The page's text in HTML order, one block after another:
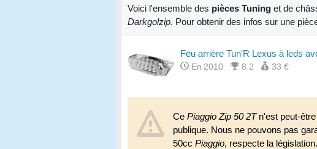
Voici l'ensemble des pièces Tuning et de
Darkgolzip. Pour obtenir des infos sur une
Feu arrière Tun'R Lexus à leds
En 2010 8.2 33 €
CePiaggio Zip 50 2Tn'est peut-
publique. Nous ne pouvons pas
50ccPiaggio, respecte la